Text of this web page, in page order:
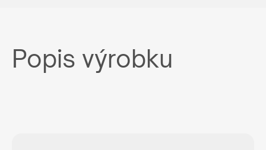
Popis výrobku